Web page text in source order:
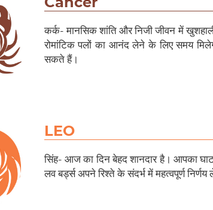
कर्क- मानसिक शांति और निजी जीवन में
रोमांटिक पलों का आनंद लेने के लिए समय
सकते हैं।
LEO
सिंह- आज का दिन बेहद शानदार है। आपका
लव बर्ड्स अपने रिश्ते के संदर्भ में महत्वपूर्ण